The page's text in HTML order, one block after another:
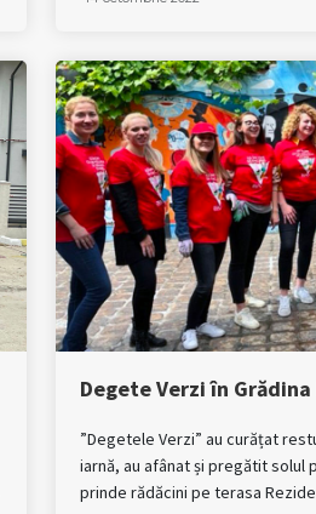
Degete Verzi în
”Degetele Verzi” au curățat
iarnă, au afânat și pregătit solul
prinde rădăcini pe terasa